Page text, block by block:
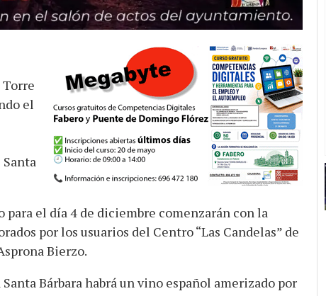
el
el día 4 de diciembre comenzarán con la
por los usuarios del Centro “Las Candelas” de
Bierzo.
Bárbara habrá un vino español amerizado por